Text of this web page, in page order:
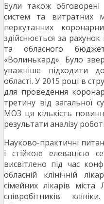
Були також обговорені
систем та витратних
перкутанних
здійснюється за рахунок
та обласного
«Волинькард». Було
уважніше підходити
області. У 2015 році в
для проведення
третину від
МОЗ ця кількість
результати аналізу
Науково-практичні
і стійкою елевацією
висвітлено під час
обласній клінічній
сімейних лікарів
співробітників